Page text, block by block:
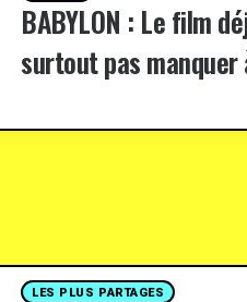
BABYLON : Le film
surtout pas
LES PLUS PARTAGES